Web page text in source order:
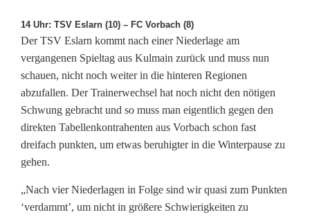
m
m
e
r
s
d
r
14 Uhr: TSV Eslarn (10) – FC Vorbach (8)
Der TSV Eslarn kommt nach einer Niederlage am
vergangenen Spieltag aus Kulmain zurück und muss nun
schauen, nicht noch weiter in die hinteren Regionen
abzufallen. Der Trainerwechsel hat noch nicht den nötigen
Schwung gebracht und so muss man eigentlich gegen den
direkten Tabellenkontrahenten aus Vorbach schon fast
dreifach punkten, um etwas beruhigter in die Winterpause zu
gehen.
„Nach vier Niederlagen in Folge sind wir quasi zum Punkten
‘verdammt’, um nicht in größere Schwierigkeiten zu